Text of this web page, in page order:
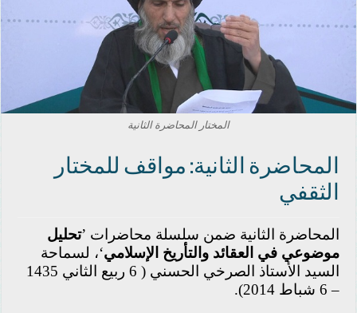
المختار المحاضرة الثانية
المحاضرة الثانية: مواقف للمختار
الثقفي
المحاضرة الثانية ضمن سلسلة محاضرات ’تحليل
موضوعي في العقائد والتأريخ الإسلامي‘، لسماحة
السيد الأستاذ الصرخي الحسني ( 6 ربيع الثاني 1435
– 6 شباط 2014).